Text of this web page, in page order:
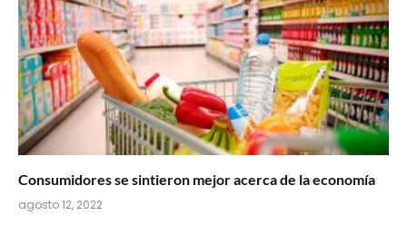
Consumidores se sintieron mejor acerca de la economía
agosto 12, 2022